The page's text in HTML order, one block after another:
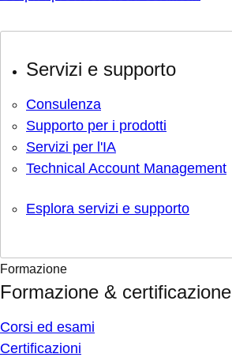
Servizi e supporto
Consulenza
Supporto per i prodotti
Servizi per l'IA
Technical Account Management
Esplora servizi e supporto
Formazione
Formazione & certificazione
Corsi ed esami
Certificazioni